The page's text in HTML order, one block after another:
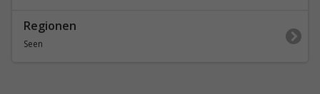
Regionen
Seen